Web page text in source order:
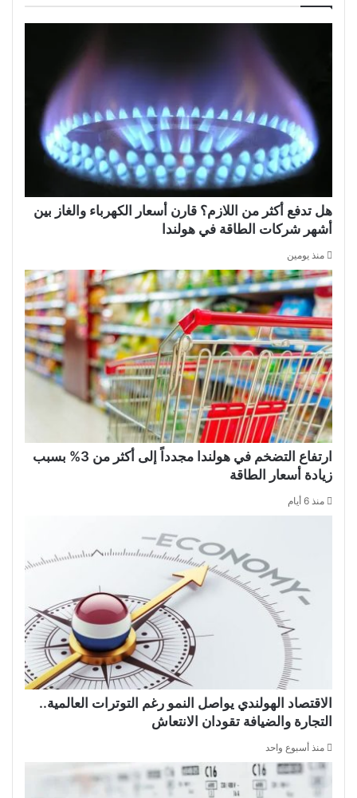
هل تدفع أكثر من اللازم؟ قارن أسعار الكهرباء والغاز بين
أشهر شركات الطاقة في هولندا
منذ يومين
ارتفاع التضخم في هولندا مجدداً إلى أكثر من 3% بسبب
زيادة أسعار الطاقة
منذ 6 أيام
الاقتصاد الهولندي يواصل النمو رغم التوترات العالمية..
التجارة والضيافة تقودان الانتعاش
منذ أسبوع واحد